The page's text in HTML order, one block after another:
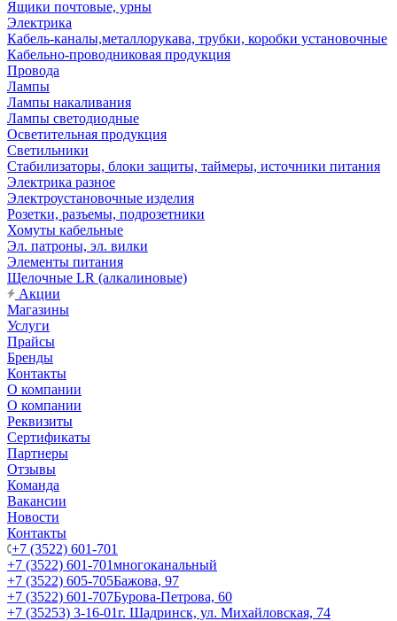
Ящики почтовые, урны
Электрика
Кабель-каналы,металлорукава, трубки, коробки установочные
Кабельно-проводниковая продукция
Провода
Лампы
Лампы накаливания
Лампы светодиодные
Осветительная продукция
Светильники
Стабилизаторы, блоки защиты, таймеры, источники питания
Электрика разное
Электроустановочные изделия
Розетки, разъемы, подрозетники
Хомуты кабельные
Эл. патроны, эл. вилки
Элементы питания
Щелочные LR (алкалиновые)
Акции
Магазины
Услуги
Прайсы
Бренды
Контакты
О компании
О компании
Реквизиты
Сертификаты
Партнеры
Отзывы
Команда
Вакансии
Новости
Контакты
+7 (3522) 601-701
+7 (3522) 601-701многоканальный
+7 (3522) 605-705Бажова, 97
+7 (3522) 601-707Бурова-Петрова, 60
+7 (35253) 3-16-01г. Шадринск, ул. Михайловская, 74